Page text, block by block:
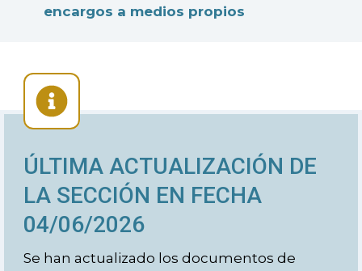
encargos a medios propios
ÚLTIMA ACTUALIZACIÓN DE
LA SECCIÓN EN FECHA
04/06/2026
Se han actualizado los documentos de